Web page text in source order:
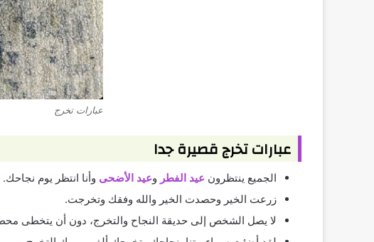
عبارات تخرج
عبارات تخرج قصيرة جدا
الجميع ينتظرون عيد الفطر وعيد الأضحى وأنا انتظر يوم نجاحك.
زرعت الخير وحصدت الخير والله وفقك وتخرجت.
لا يصل الشخص إلى حديقة النجاح والتخرج، دون أن يتخطى